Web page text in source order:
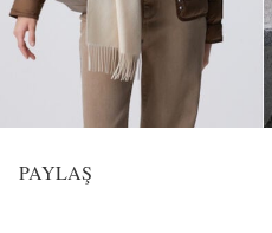
PAYLAŞ